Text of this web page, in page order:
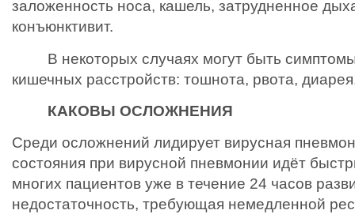
заложенность носа, кашель, затрудненное
конъюнктивит.
В некоторых случаях могут быть
кишечных расстройств: тошнота, рвота,
КАКОВЫ ОСЛОЖНЕНИЯ
Среди осложнений лидирует вирусная
состояния при вирусной пневмонии идёт
многих пациентов уже в течение 24 часов
недостаточность, требующая немедленной